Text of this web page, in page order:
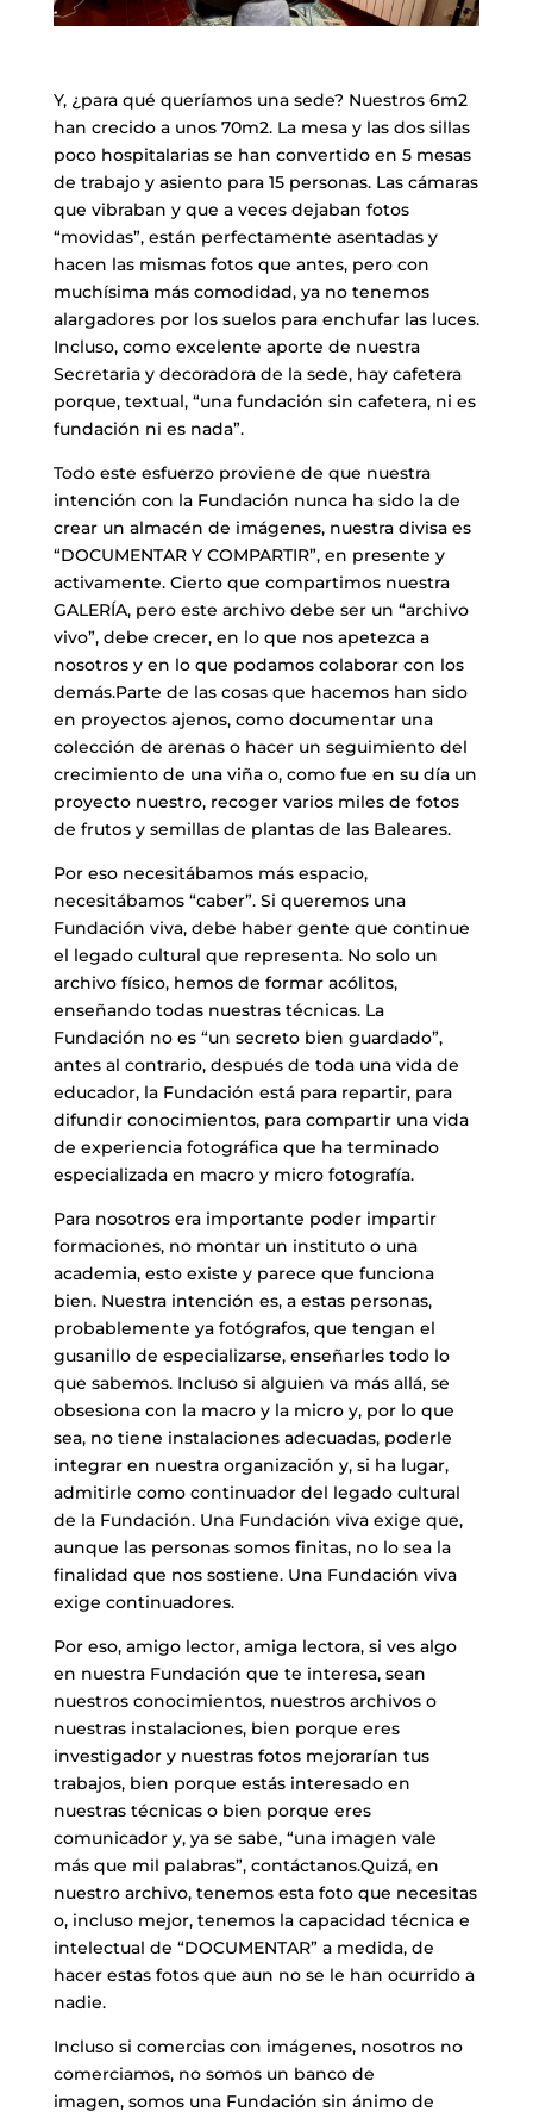
​Y, ¿para qué queríamos una sede? Nuestros 6m2
han crecido a unos 70m2. La mesa y las dos sillas
poco hospitalarias se han convertido en 5 mesas
de trabajo y asiento para 15 personas. Las cámaras
que vibraban y que a veces dejaban fotos
“movidas”, están perfectamente asentadas y
hacen las mismas fotos que antes, pero con
muchísima más comodidad, ya no tenemos
alargadores por los suelos para enchufar las luces.
Incluso, como excelente aporte de nuestra
Secretaria y decoradora de la sede, hay cafetera
porque, textual, “una fundación sin cafetera, ni es
fundación ni es nada”.
​Todo este esfuerzo proviene de que nuestra
intención con la Fundación nunca ha sido la de
crear un almacén de imágenes, nuestra divisa es
“DOCUMENTAR Y COMPARTIR”, en presente y
activamente. Cierto que compartimos nuestra
GALERÍA, pero este archivo debe ser un “archivo
vivo”, debe crecer, en lo que nos apetezca a
nosotros y en lo que podamos colaborar con los
demás.Parte de las cosas que hacemos han sido
en proyectos ajenos, como documentar una
colección de arenas o hacer un seguimiento del
crecimiento de una viña o, como fue en su día un
proyecto nuestro, recoger varios miles de fotos
de frutos y semillas de plantas de las Baleares.
​Por eso necesitábamos más espacio,
necesitábamos “caber”. Si queremos una
Fundación viva, debe haber gente que continue
el legado cultural que representa. No solo un
archivo físico, hemos de formar acólitos,
enseñando todas nuestras técnicas. La
Fundación no es “un secreto bien guardado”,
antes al contrario, después de toda una vida de
educador, la Fundación está para repartir, para
difundir conocimientos, para compartir una vida
de experiencia fotográfica que ha terminado
especializada en macro y micro fotografía.
​Para nosotros era importante poder impartir
formaciones, no montar un instituto o una
academia, esto existe y parece que funciona
bien. Nuestra intención es, a estas personas,
probablemente ya fotógrafos, que tengan el
gusanillo de especializarse, enseñarles todo lo
que sabemos. Incluso si alguien va más allá, se
obsesiona con la macro y la micro y, por lo que
sea, no tiene instalaciones adecuadas, poderle
integrar en nuestra organización y, si ha lugar,
admitirle como continuador del legado cultural
de la Fundación. Una Fundación viva exige que,
aunque las personas somos finitas, no lo sea la
finalidad que nos sostiene. Una Fundación viva
exige continuadores.
​Por eso, amigo lector, amiga lectora, si ves algo
en nuestra Fundación que te interesa, sean
nuestros conocimientos, nuestros archivos o
nuestras instalaciones, bien porque eres
investigador y nuestras fotos mejorarían tus
trabajos, bien porque estás interesado en
nuestras técnicas o bien porque eres
comunicador y, ya se sabe, “una imagen vale
más que mil palabras”, contáctanos.Quizá, en
nuestro archivo, tenemos esta foto que necesitas
o, incluso mejor, tenemos la capacidad técnica e
intelectual de “DOCUMENTAR” a medida, de
hacer estas fotos que aun no se le han ocurrido a
nadie.
Incluso si comercias con imágenes, nosotros no
comerciamos, no somos un banco de
imagen, somos una Fundación sin ánimo de